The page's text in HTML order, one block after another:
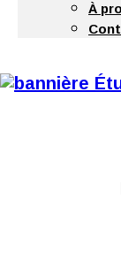
À